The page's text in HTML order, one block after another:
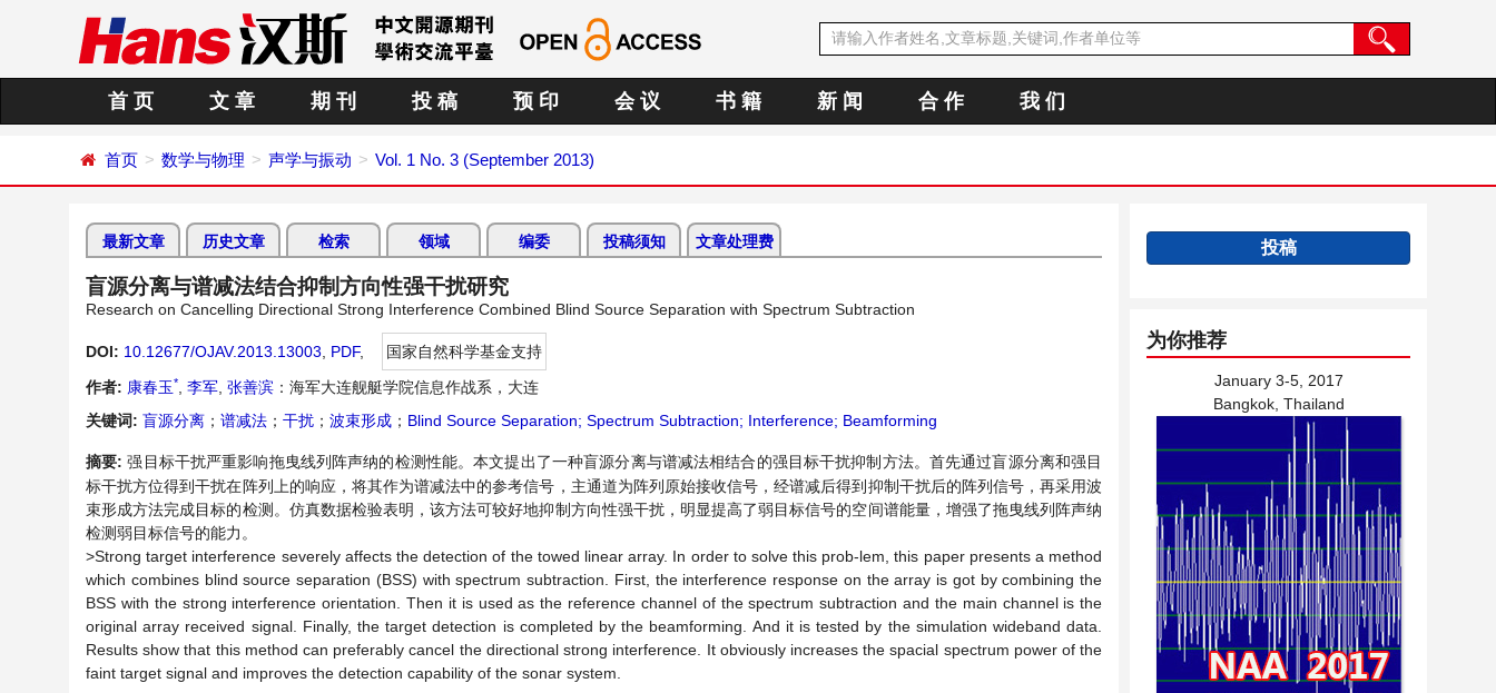
首 页 文 章 期 刊 投 稿 预 印 会 议 书 籍 新 闻 合 作 我 们
首页 数学与物理 声学与振动 Vol. 1 No. 3 (September 2013)
最新文章 历史文章 检索 领域 编委 投稿须知 文章处理费
盲源分离与谱减法结合抑制方向性强干扰研究
Research on Cancelling Directional Strong Interference Combined Blind Source Separation with Spectrum Subtraction
DOI: 10.12677/OJAV.2013.13003 PDF,
国家自然科学基金支持
作者: 康春玉* 李军 张善滨 ：海军大连舰艇学院信息作战系，大连
关键词: 盲源分离 ； 谱减法 ； 干扰 ； 波束形成 ； Blind Source Separation; Spectrum Subtraction; Interference; Beamforming
摘要:强目标干扰严重影响拖曳线列阵声纳的检测性能。本文提出了一种盲源分离与谱减法相结合的强目标干扰抑制方法。首先通过盲源分离和强目
标干扰方位得到干扰在阵列上的响应，将其作为谱减法中的参考信号，主通道为阵列原始接收信号，经谱减后得到抑制干扰后的阵列信号，再采用波
束形成方法完成目标的检测。仿真数据检验表明，该方法可较好地抑制方向性强干扰，明显提高了弱目标信号的空间谱能量，增强了拖曳线列阵声纳
检测弱目标信号的能力。
>Strong target interference severely affects the detection of the towed linear array. In order to solve this prob-lem, this paper presents a method
which combines blind source separation (BSS) with spectrum subtraction. First, the interference response on the array is got by combining the
BSS with the strong interference orientation. Then it is used as the reference channel of the spectrum subtraction and the main channel is the
original array received signal. Finally, the target detection is completed by the beamforming. And it is tested by the simulation wideband data.
Results show that this method can preferably cancel the directional strong interference. It obviously increases the spacial spectrum power of the
faint target signal and improves the detection capability of the sonar system.
投稿
为你推荐
January 3-5, 2017
Bangkok, Thailand